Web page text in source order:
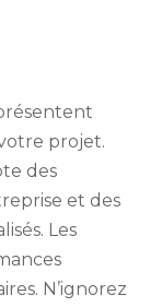
projet.
des
et des
Les
N’ignorez